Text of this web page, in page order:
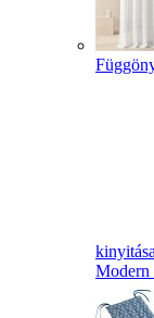
kinyitása